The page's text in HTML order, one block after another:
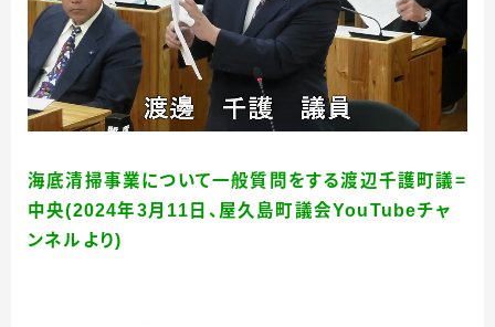
海底清掃事業について一般質問をする渡辺千護町議＝
中央(2024年3月11日、屋久島町議会YouTubeチャ
ンネルより)